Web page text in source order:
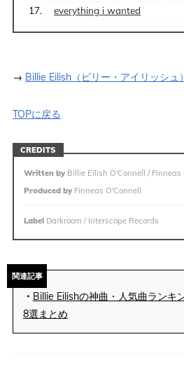
everything i wanted
→ Billie Eilish（ビリー・アイリッシュ
TOPに戻る
CREDITS
Written byBillie Eilish O'Connell / Finneas
Produced byFinneas O'Connell
LabelDarkroom / Interscope Records
関連記事
・ Billie Eilishの神曲・人気曲ランキ
8選まとめ